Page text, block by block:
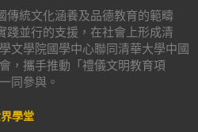
傳統文化涵養及品德教育的範疇
踐並行的支援，在社會上形成清
文學院國學中心聯同清華大學中國
，攜手推動「禮儀文明教育項
同參與。
學堂